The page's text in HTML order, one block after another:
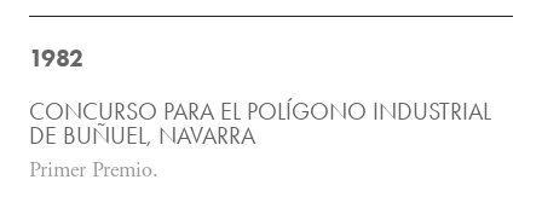
1982
CONCURSO PARA EL POLÍGONO INDUSTRIAL
DE BUÑUEL, NAVARRA
Primer Premio.